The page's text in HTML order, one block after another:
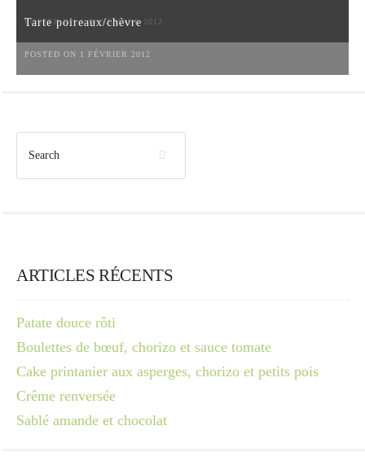
POSTED ON 6 NOVEMBRE 2012
Tarte poireaux/chèvre
POSTED ON 1 FÉVRIER 2012
ARTICLES RÉCENTS
Patate douce rôti
Boulettes de bœuf, chorizo et sauce tomate
Cake printanier aux asperges, chorizo et petits pois
Crême renversée
Sablé amande et chocolat